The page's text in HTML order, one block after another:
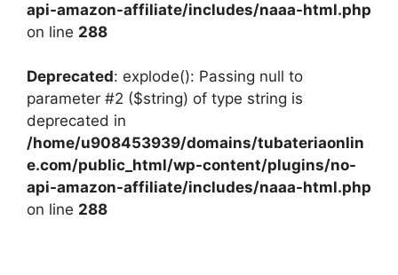
api-amazon-affiliate/includes/naaa-html.php
on line 288
Deprecated: explode(): Passing null to
parameter #2 ($string) of type string is
deprecated in
/home/u908453939/domains/tubateriaonlin
e.com/public_html/wp-content/plugins/no-
api-amazon-affiliate/includes/naaa-html.php
on line 288